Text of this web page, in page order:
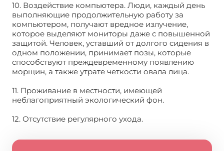
10. Воздействие компьютера. Люди, каждый день
выполняющие продолжительную работу за
компьютером, получают вредное излучение,
которое выделяют мониторы даже с повышенной
защитой. Человек, уставший от долгого сидения в
одном положении, принимает позы, которые
способствуют преждевременному появлению
морщин, а также утрате четкости овала лица.
11. Проживание в местности, имеющей
неблагоприятный экологический фон.
12. Отсутствие регулярного ухода.